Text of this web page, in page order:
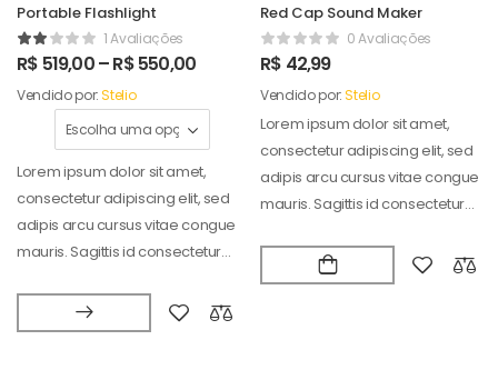
Portable Flashlight
1 Avaliações
R$ 519,00–R$550,00
Vendido por:Stelio
Lorem ipsum dolor sit amet,
consectetur adipiscing elit, sed
adipis arcu cursus vitae congue
mauris. Sagittis id consectetur
Red Cap Sound Maker
0 Avaliações
R$ 42,99
Vendido por:Stelio
Lorem ipsum dolor sit amet,
consectetur adipiscing elit, sed
adipis arcu cursus vitae congue
mauris. Sagittis id consectetur